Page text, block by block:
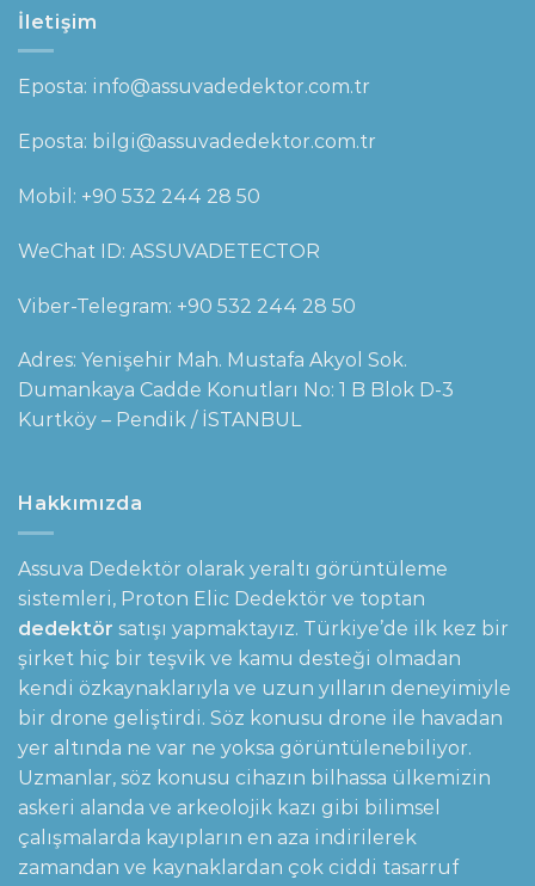
İletişim
Eposta: info@assuvadedektor.com.tr
Eposta: bilgi@assuvadedektor.com.tr
Mobil: +90 532 244 28 50
WeChat ID: ASSUVADETECTOR
Viber-Telegram: +90 532 244 28 50
Adres: Yenişehir Mah. Mustafa Akyol Sok.
Dumankaya Cadde Konutları No: 1 B Blok D-3
Kurtköy – Pendik / İSTANBUL
Hakkımızda
Assuva Dedektör olarak yeraltı görüntüleme
sistemleri, Proton Elic Dedektör ve toptan
dedektör satışı yapmaktayız. Türkiye’de ilk kez bir
şirket hiç bir teşvik ve kamu desteği olmadan
kendi özkaynaklarıyla ve uzun yılların deneyimiyle
bir drone geliştirdi. Söz konusu drone ile havadan
yer altında ne var ne yoksa görüntülenebiliyor.
Uzmanlar, söz konusu cihazın bilhassa ülkemizin
askeri alanda ve arkeolojik kazı gibi bilimsel
çalışmalarda kayıpların en aza indirilerek
zamandan ve kaynaklardan çok ciddi tasarruf